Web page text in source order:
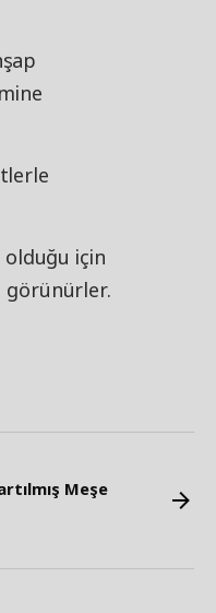
olduğu için
görünürler.
Meşe